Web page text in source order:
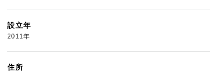
設立年
2011年
住所